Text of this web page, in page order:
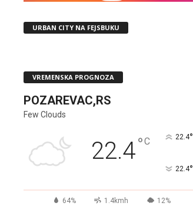
URBAN CITY NA FEJSBUKU
VREMENSKA PROGNOZA
POZAREVAC,RS
Few Clouds
22.4°C 22.4°
22.4°
64% 1.4kmh 12%